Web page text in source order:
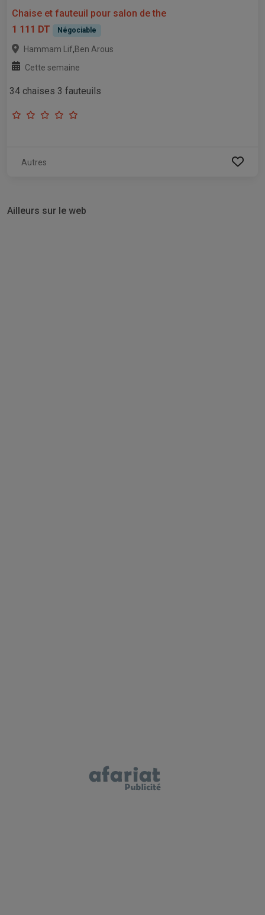
Chaise et fauteuil pour salon de the
1 111 DT
Négociable
Hammam Lif,Ben Arous
Cette semaine
34 chaises 3 fauteuils
Autres
Ailleurs sur le web